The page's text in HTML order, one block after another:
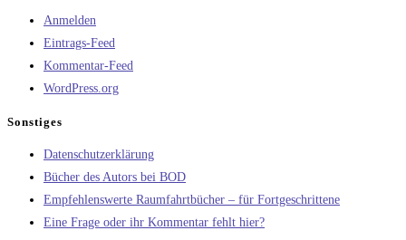
Anmelden
Eintrags-Feed
Kommentar-Feed
WordPress.org
Sonstiges
Datenschutzerklärung
Bücher des Autors bei BOD
Empfehlenswerte Raumfahrtbücher – für Fortgeschrittene
Eine Frage oder ihr Kommentar fehlt hier?